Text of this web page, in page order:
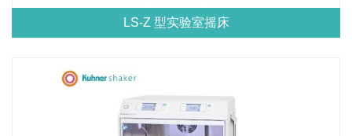
LS-Z 型实验室摇床